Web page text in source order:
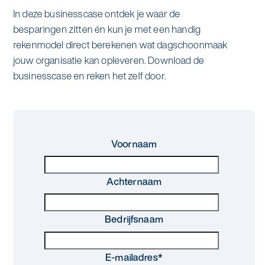
Zorgondersteuning
Vloermeester van One Go
Zorg
Kennisbank
Contact
Werken bij Asito
In deze businesscase ontdek je waar de
besparingen zitten én kun je met een handig
rekenmodel direct berekenen wat dagschoonmaak
jouw organisatie kan opleveren. Download de
businesscase en reken het zelf door.
Voornaam
Achternaam
Bedrijfsnaam
E-mailadres*